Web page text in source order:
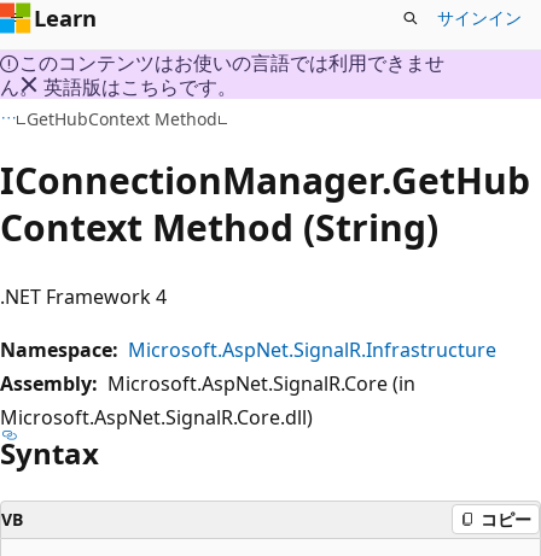
ッ
プ
Learn サインイン
このコンテンツはお使いの言語では利用できませ
ん。 英語版はこちらです。
GetHubContext Method
IConnectionManager.GetHub
Context Method (String)
.NET Framework 4
Namespace: Microsoft.AspNet.SignalR.Infrastructure
Assembly: Microsoft.AspNet.SignalR.Core (in
Microsoft.AspNet.SignalR.Core.dll)
Syntax
VB コピー